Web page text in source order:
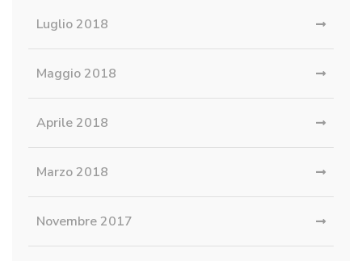
Luglio 2018
Maggio 2018
Aprile 2018
Marzo 2018
Novembre 2017